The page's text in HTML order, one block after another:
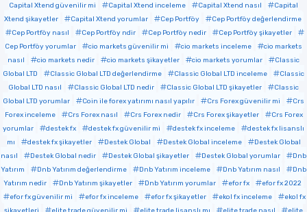
Capital Xtend güvenilir mi
Capital Xtend inceleme Capital Xtend nasıl
Capital
Xtend şikayetler
Capital Xtend yorumlar Cep Portföy
Cep Portföy değerlendirme
Cep Portföy nasıl
Cep Portföy ndir Cep Portföy nedir
Cep Portföy şikayetler
Cep Portföy yorumlar
cio markets güvenilir mi cio markets inceleme
cio markets
nasıl
cio markets nedir cio markets şikayetler cio markets yorumlar
Classic
Global LTD
Classic Global LTD değerlendirme Classic Global LTD inceleme
Classic
Global LTD nasıl
Classic Global LTD nedir Classic Global LTD şikayetler
Classic
Global LTD yorumlar
Coin ile forex yatırımı nasıl yapılır Crs Forex güvenilir mi
Crs
Forex inceleme
Crs Forex nasıl Crs Forex nedir Crs Forex şikayetler
Crs Forex
yorumlar
destek fx destek fx güvenilir mi destek fx inceleme
destek fx lisanslı
mı
destek fx şikayetler Destek Global Destek Global inceleme
Destek Global
nasıl
Destek Global nedir Destek Global şikayetler Destek Global yorumlar
Dnb
Yatırım
Dnb Yatırım değerlendirme Dnb Yatırım inceleme Dnb Yatırım nasıl
Dnb
Yatırım nedir
Dnb Yatırım şikayetler Dnb Yatırım yorumlar efor fx
efor fx 2022
efor fx güvenilir mi
efor fx inceleme efor fx şikayetler ekol fx inceleme
ekol fx